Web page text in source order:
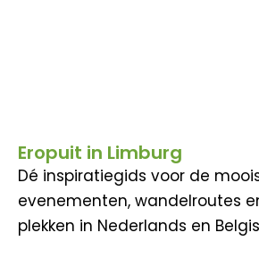
Eropuit in Limburg
Dé inspiratiegids voor de
evenementen, wandelroutes
plekken in Nederlands en